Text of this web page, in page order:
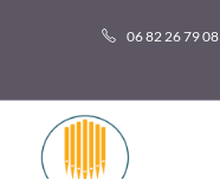
06 82 26 79 08